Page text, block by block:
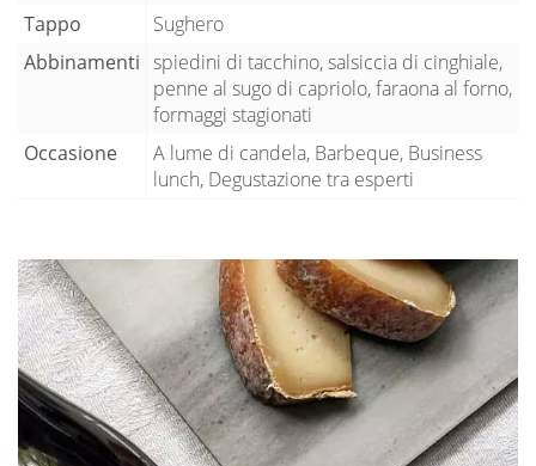
Tappo
Sughero
Abbinamenti spiedini di tacchino, salsiccia di cinghiale,
penne al sugo di capriolo, faraona al forno,
formaggi stagionati
Occasione
A lume di candela, Barbeque, Business
lunch, Degustazione tra esperti